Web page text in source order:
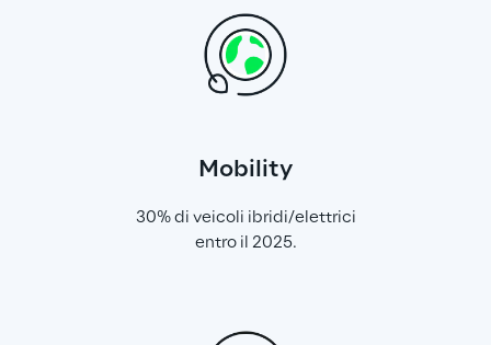
Mobility
30% di veicoli ibridi/elettrici
entro il 2025.